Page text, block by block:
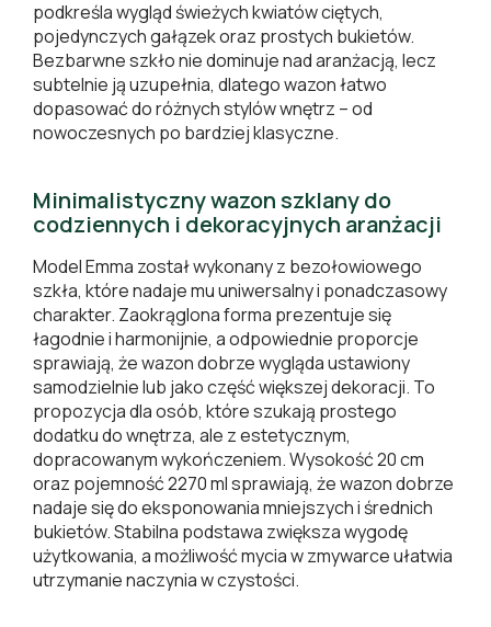
podkreśla wygląd świeżych kwiatów ciętych,
pojedynczych gałązek oraz prostych bukietów.
Bezbarwne szkło nie dominuje nad aranżacją, lecz
subtelnie ją uzupełnia, dlatego wazon łatwo
dopasować do różnych stylów wnętrz – od
nowoczesnych po bardziej klasyczne.
Minimalistyczny wazon szklany do
codziennych i dekoracyjnych aranżacji
Model Emma został wykonany z bezołowiowego
szkła, które nadaje mu uniwersalny i ponadczasowy
charakter. Zaokrąglona forma prezentuje się
łagodnie i harmonijnie, a odpowiednie proporcje
sprawiają, że wazon dobrze wygląda ustawiony
samodzielnie lub jako część większej dekoracji. To
propozycja dla osób, które szukają prostego
dodatku do wnętrza, ale z estetycznym,
dopracowanym wykończeniem. Wysokość 20 cm
oraz pojemność 2270 ml sprawiają, że wazon dobrze
nadaje się do eksponowania mniejszych i średnich
bukietów. Stabilna podstawa zwiększa wygodę
użytkowania, a możliwość mycia w zmywarce ułatwia
utrzymanie naczynia w czystości.